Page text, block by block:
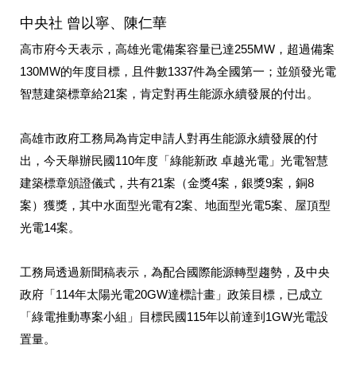
中央社 曾以寧、陳仁華
高市府今天表示，高雄光電備案容量已達255MW，超過備案
130MW的年度目標，且件數1337件為全國第一；並頒發光電
智慧建築標章給21案，肯定對再生能源永續發展的付出。
高雄市政府工務局為肯定申請人對再生能源永續發展的付
出，今天舉辦民國110年度「綠能新政 卓越光電」光電智慧
建築標章頒證儀式，共有21案（金獎4案，銀獎9案，銅8
案）獲獎，其中水面型光電有2案、地面型光電5案、屋頂型
光電14案。
工務局透過新聞稿表示，為配合國際能源轉型趨勢，及中央
政府「114年太陽光電20GW達標計畫」政策目標，已成立
「綠電推動專案小組」目標民國115年以前達到1GW光電設
置量。